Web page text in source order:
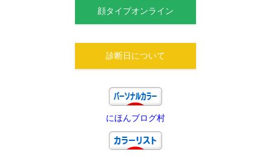
顔タイプオンライン
診断日について
にほんブログ村